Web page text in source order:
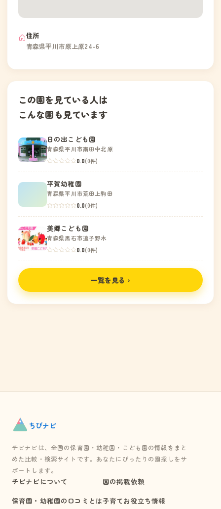
住所
青森県平川市原上原24-6
この園を見ている人は
こんな園も見ています
日の出こども園
青森県平川市南田中北原
0.0(0件)
平賀幼稚園
青森県平川市荒田上駒田
0.0(0件)
美郷こども園
青森県黒石市追子野木
0.0(0件)
一覧を見る ›
ちびナビ
チビナビは、全国の保育園・幼稚園・こども園の情報をまと
めた比較・検索サイトです。あなたにぴったりの園探しをサ
ポートします。
チビナビについて
保育園・幼稚園の口コミとは
園の掲載依頼
子育てお役立ち情報